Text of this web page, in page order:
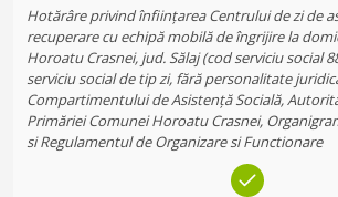
Hotărâre privind înființarea Centrului de zi de
recuperare cu echipă mobilă de îngrijire la
Horoatu Crasnei, jud. Sălaj (cod serviciu social
serviciu social de tip zi, fără personalitate
Compartimentului de Asistență Socială,
Primăriei Comunei Horoatu Crasnei,
si Regulamentul de Organizare si Functionare